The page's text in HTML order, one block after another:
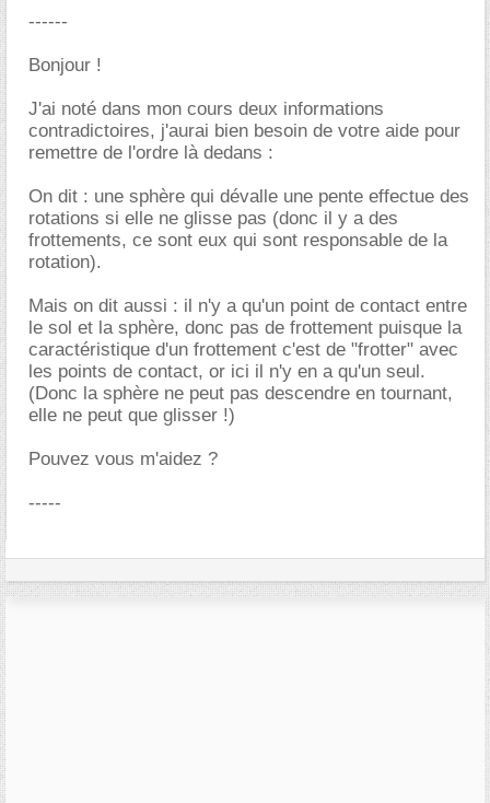
------
Bonjour !
J'ai noté dans mon cours deux informations
contradictoires, j'aurai bien besoin de votre aide pour
remettre de l'ordre là dedans :
On dit : une sphère qui dévalle une pente effectue des
rotations si elle ne glisse pas (donc il y a des
frottements, ce sont eux qui sont responsable de la
rotation).
Mais on dit aussi : il n'y a qu'un point de contact entre
le sol et la sphère, donc pas de frottement puisque la
caractéristique d'un frottement c'est de "frotter" avec
les points de contact, or ici il n'y en a qu'un seul.
(Donc la sphère ne peut pas descendre en tournant,
elle ne peut que glisser !)
Pouvez vous m'aidez ?
-----